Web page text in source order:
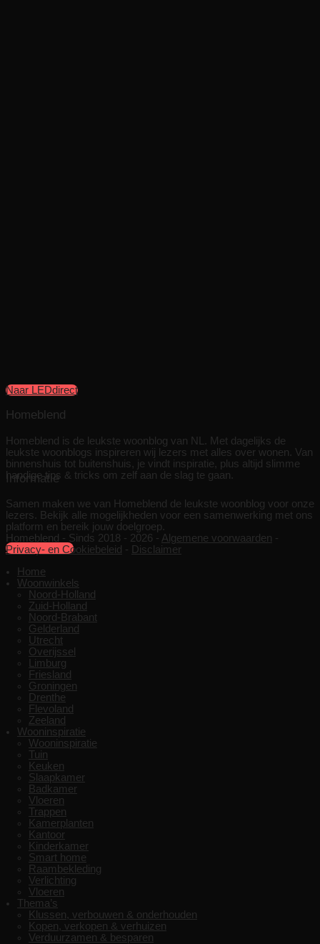
Naar LEDdirect
Homeblend
Homeblend is de leukste woonblog van NL. Met dagelijks de
leukste woonblogs inspireren wij lezers met alles over wonen. Van
binnenshuis tot buitenshuis, je vindt inspiratie, plus altijd slimme
handige tips & tricks om zelf aan de slag te gaan.
Informatie
Samen maken we van Homeblend de leukste woonblog voor onze
lezers. Bekijk alle mogelijkheden voor een samenwerking met ons
platform en bereik jouw doelgroep.
Samenwerken
Homeblend - Sinds 2018 - 2026 - Algemene voorwaarden -
Privacy- en Cookiebeleid - Disclaimer
Home
Woonwinkels
Noord-Holland
Zuid-Holland
Noord-Brabant
Gelderland
Utrecht
Overijssel
Limburg
Friesland
Groningen
Drenthe
Flevoland
Zeeland
Wooninspiratie
Wooninspiratie
Tuin
Keuken
Slaapkamer
Badkamer
Vloeren
Trappen
Kamerplanten
Kantoor
Kinderkamer
Smart home
Raambekleding
Verlichting
Vloeren
Thema’s
Klussen, verbouwen & onderhouden
Kopen, verkopen & verhuizen
Verduurzamen & besparen